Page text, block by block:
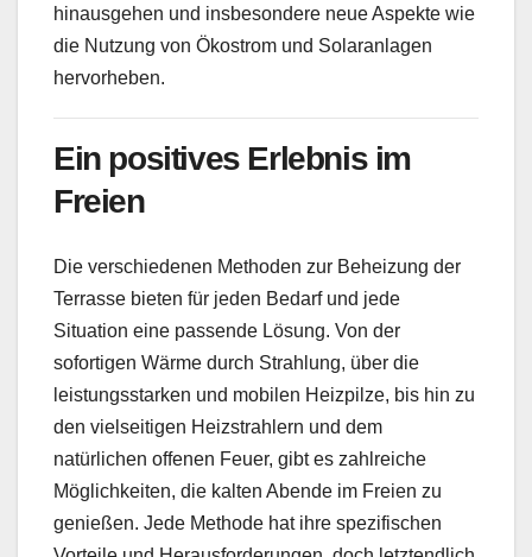
hinausgehen und insbesondere neue Aspekte wie
die Nutzung von Ökostrom und Solaranlagen
hervorheben.
Ein positives Erlebnis im
Freien
Die verschiedenen Methoden zur Beheizung der
Terrasse bieten für jeden Bedarf und jede
Situation eine passende Lösung. Von der
sofortigen Wärme durch Strahlung, über die
leistungsstarken und mobilen Heizpilze, bis hin zu
den vielseitigen Heizstrahlern und dem
natürlichen offenen Feuer, gibt es zahlreiche
Möglichkeiten, die kalten Abende im Freien zu
genießen. Jede Methode hat ihre spezifischen